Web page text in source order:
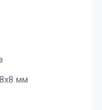
мм